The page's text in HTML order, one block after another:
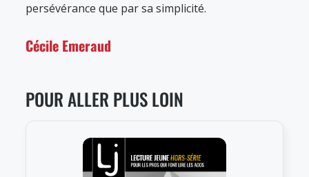
persévérance que par sa simplicité.
Cécile Emeraud
POUR ALLER PLUS LOIN